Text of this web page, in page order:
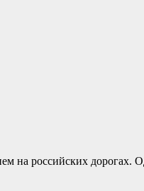
на российских